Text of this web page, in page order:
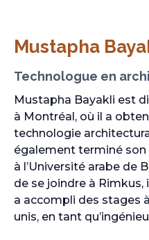
Mustapha
Technologue en
Mustapha Bayakli est
à Montréal, où il a
technologie
également terminé son
à l’Université arabe de
de se joindre à
a accompli des stages
unis, en tant